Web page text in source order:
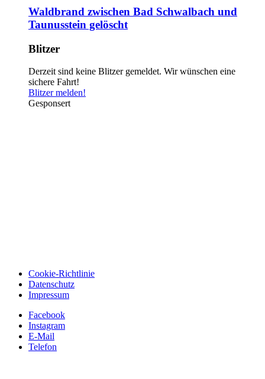
Waldbrand zwischen Bad Schwalbach und
Taunusstein gelöscht
Blitzer
Derzeit sind keine Blitzer gemeldet. Wir wünschen eine
sichere Fahrt!
Blitzer melden!
Gesponsert
Cookie-Richtlinie
Datenschutz
Impressum
Facebook
Instagram
E-Mail
Telefon